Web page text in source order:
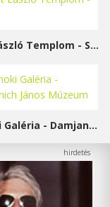
Szent László Templom - Sárvár
Szolnoki Galéria - Damjanich János Múzeum